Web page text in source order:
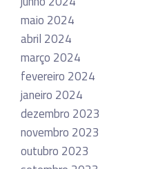
maio 2024
abril 2024
março 2024
fevereiro 2024
janeiro 2024
dezembro 2023
novembro 2023
outubro 2023